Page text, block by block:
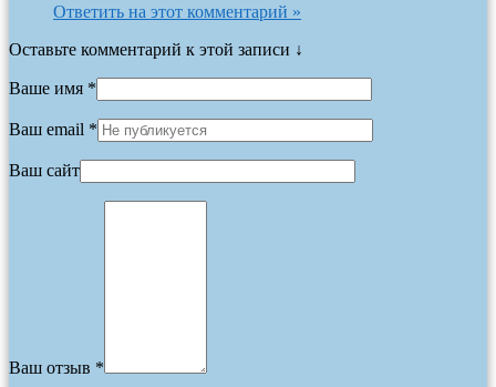
Ответить на этот комментарий »
Оставьте комментарий к этой записи ↓
Ваше имя *
Ваш email *
Ваш сайт
Ваш отзыв *